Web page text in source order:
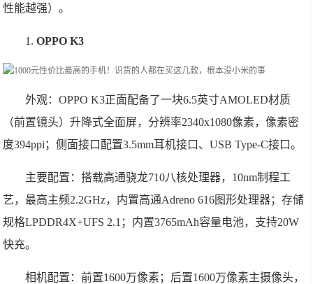
性能越强）。
1.OPPO K3
外观：OPPO K3正面配备了一块6.5英寸AMOLED材质
（前置镜头）升降式全面屏，分辨率2340x1080像素，像素密
度394ppi；侧面接口配置3.5mm耳机接口、USB Type-C接口。
主要配置：搭载高通骁龙710八核处理器，10nm制程工
艺，最高主频2.2GHz，内置高通Adreno 616图形处理器；存储
规格LPDDR4X+UFS 2.1；内置3765mAh容量电池，支持20W
快充。
相机配置：前置1600万像素；后置1600万像素主摄像头，